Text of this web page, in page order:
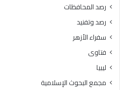
رصد المحافظات
رصد وتفنيد
سفراء الأزهر
فتاوى
ليبيا
مجمع البحوث الإسلامية